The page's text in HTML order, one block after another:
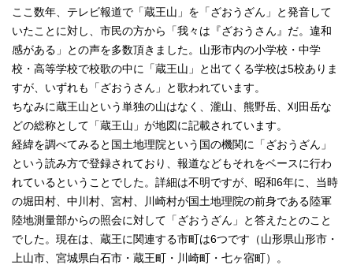
ここ数年、テレビ報道で「蔵王山」を「ざおうざん」と発音して
いたことに対し、市民の方から「我々は『ざおうさん』だ。違和
感がある」との声を多数頂きました。山形市内の小学校・中学
校・高等学校で校歌の中に「蔵王山」と出てくる学校は5校ありま
すが、いずれも「ざおうさん」と歌われています。
ちなみに蔵王山という単独の山はなく、瀧山、熊野岳、刈田岳な
どの総称として「蔵王山」が地図に記載されています。
経緯を調べてみると国土地理院という国の機関に「ざおうざん」
という読み方で登録されており、報道などもそれをベースに行わ
れているということでした。詳細は不明ですが、昭和6年に、当時
の堀田村、中川村、宮村、川崎村が国土地理院の前身である陸軍
陸地測量部からの照会に対して「ざおうざん」と答えたとのこと
でした。現在は、蔵王に関連する市町は6つです（山形県山形市・
上山市、宮城県白石市・蔵王町・川崎町・七ヶ宿町）。